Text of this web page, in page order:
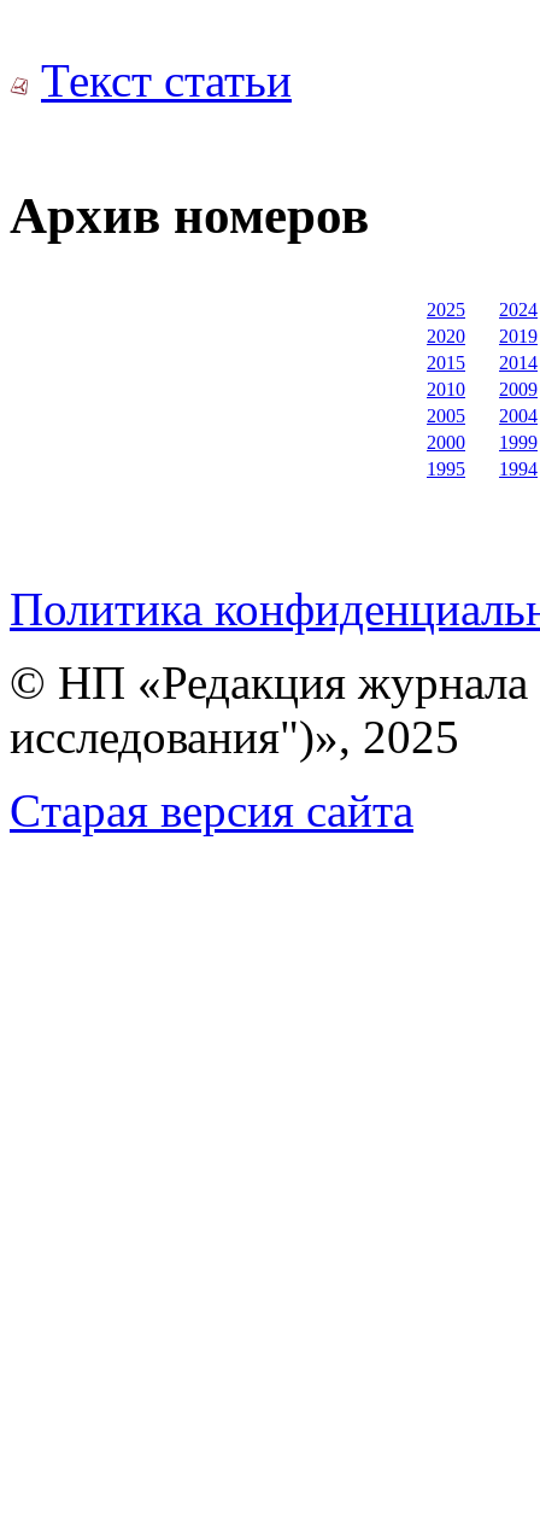
Текст статьи
Архив номеров
2025
2024
2020
2019
2015
2014
2010
2009
2005
2004
2000
1999
1995
1994
Политика
© НП «Редакция
исследования")», 2025
Cтарая версия сайта